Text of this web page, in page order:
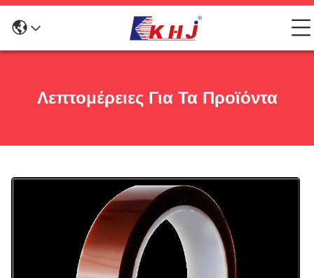
Λεπτομέρειες Για Τα Προϊόντα